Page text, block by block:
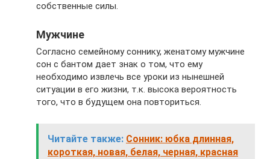
собственные силы.
Мужчине
Согласно семейному соннику, женатому мужчине
сон с бантом дает знак о том, что ему
необходимо извлечь все уроки из нынешней
ситуации в его жизни, т.к. высока вероятность
того, что в будущем она повториться.
Читайте также: Сонник: юбка длинная,
короткая, новая, белая, черная, красная